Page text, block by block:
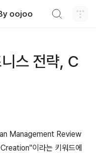
oojoo
스 전략, C
Management Review
이라는 키워드에